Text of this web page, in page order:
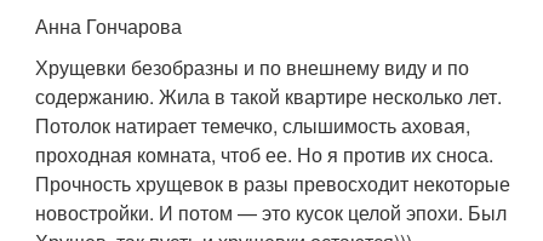
Анна Гончарова
Хрущевки безобразны и по внешнему виду и по
содержанию. Жила в такой квартире несколько лет.
Потолок натирает темечко, слышимость аховая,
проходная комната, чтоб ее. Но я против их сноса.
Прочность хрущевок в разы превосходит некоторые
новостройки. И потом — это кусок целой эпохи. Был